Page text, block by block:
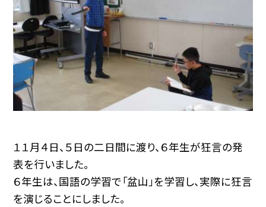
１１月４日、５日の二日間に渡り、６年生が狂言の発
表を行いました。
６年生は、国語の学習で「盆山」を学習し、実際に狂言
を演じることにしました。